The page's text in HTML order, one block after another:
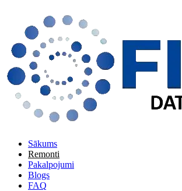
Sākums
Remonti
Pakalpojumi
Blogs
FAQ